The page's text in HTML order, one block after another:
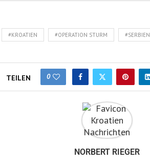
#KROATIEN #OPERATION STURM #SERBIEN
TEILEN 0
NORBERT RIEGER